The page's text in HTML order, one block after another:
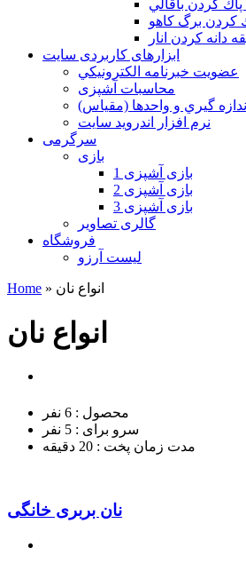
كردن باقالي
برگ كاهو
دانه كردن انار
ابزارهای کاربردی سایت
عضویت خبرنامه الكترونيكي
محاسبات آشپزی
اندازه گيري و واحدها (مقياس)
نرم افزار اندروید سایت
سرگرمی
بازی
بازی آشپزی 1
بازی آشپزی 2
بازی آشپزی 3
گالری تصاویر
فروشگاه
لیست آرزو
Home » انواع نان
انواع نان
محصول : 6 نفر
سرو برای : 5 نفر
مدت زمان پخت : 20 دقیقه
نان بربری خانگی